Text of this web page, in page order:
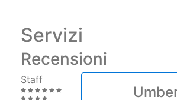
Servizi
Recensioni
Staff